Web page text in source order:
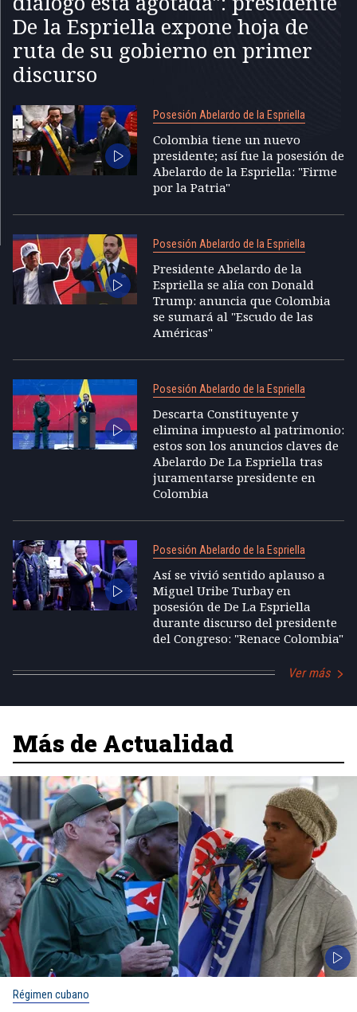
De la Espriella expone hoja de
ruta de su gobierno en primer
discurso
Posesión Abelardo de la Espriella
Colombia tiene un nuevo
presidente; así fue la posesión de
Abelardo de la Espriella: "Firme
por la Patria"
Posesión Abelardo de la Espriella
Presidente Abelardo de la
Espriella se alía con Donald
Trump: anuncia que Colombia
se sumará al "Escudo de las
Américas"
Posesión Abelardo de la Espriella
Descarta Constituyente y
elimina impuesto al patrimonio:
estos son los anuncios claves de
Abelardo De La Espriella tras
juramentarse presidente en
Colombia
Posesión Abelardo de la Espriella
Así se vivió sentido aplauso a
Miguel Uribe Turbay en
posesión de De La Espriella
durante discurso del presidente
del Congreso: "Renace Colombia"
Ver más
Más de Actualidad
Régimen cubano